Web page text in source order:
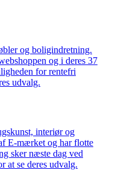
og boligindretning.
og i deres 37
for rentefri
udvalg.
interiør og
E-mærket og har flotte
sker næste dag ved
at se deres udvalg.